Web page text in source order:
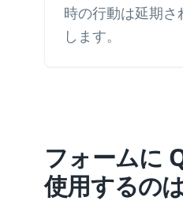
時の行動は延期
します。
フォームに
使用するの